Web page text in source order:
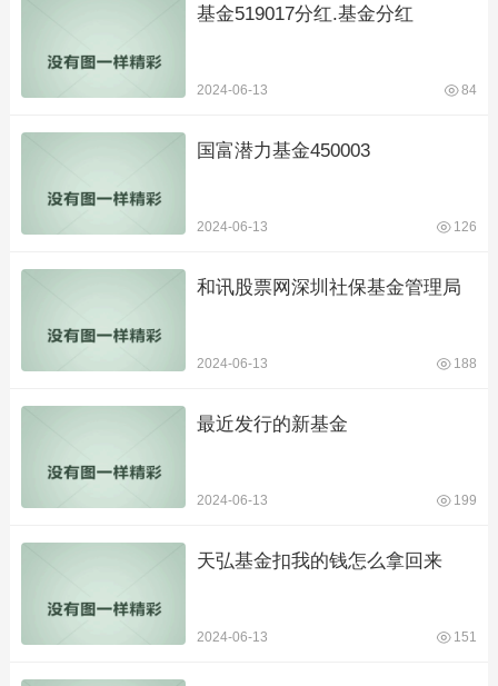
基金519017分红.基金分红
2024-06-13 84
国富潜力基金450003
2024-06-13 126
和讯股票网深圳社保基金管理局
2024-06-13 188
最近发行的新基金
2024-06-13 199
天弘基金扣我的钱怎么拿回来
2024-06-13 151